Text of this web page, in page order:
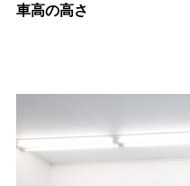
車高の高さ